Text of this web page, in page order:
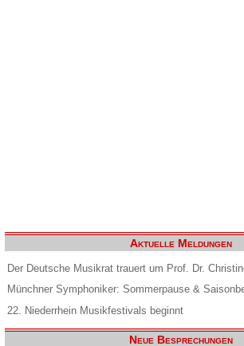
Aktuelle Meldungen
Der Deutsche Musikrat trauert um Prof. Dr.
Münchner Symphoniker: Sommerpause &
22. Niederrhein Musikfestivals beginnt
Neue Besprechungen